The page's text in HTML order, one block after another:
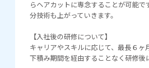
らヘアカットに専念することが可能
分技術も上がっていきます。
【入社後の研修について】
キャリアやスキルに応じて、最長６
下積み期間を経由することなく研修後